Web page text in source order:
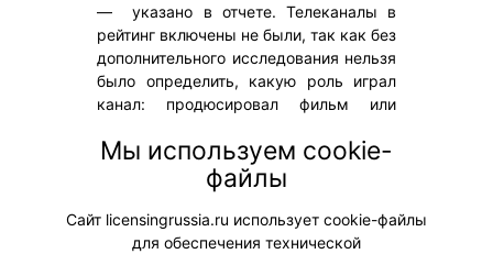
— указано в отчете. Телеканалы в
рейтинг включены не были, так как без
дополнительного исследования нельзя
было определить, какую роль играл
канал: продюсировал фильм или
продвижении, — указано в отчете
Movie Research.
Мой мир
Вконтакте
Мы используем cookie-
файлы
Сайт licensingrussia.ru использует cookie-файлы
для обеспечения технической